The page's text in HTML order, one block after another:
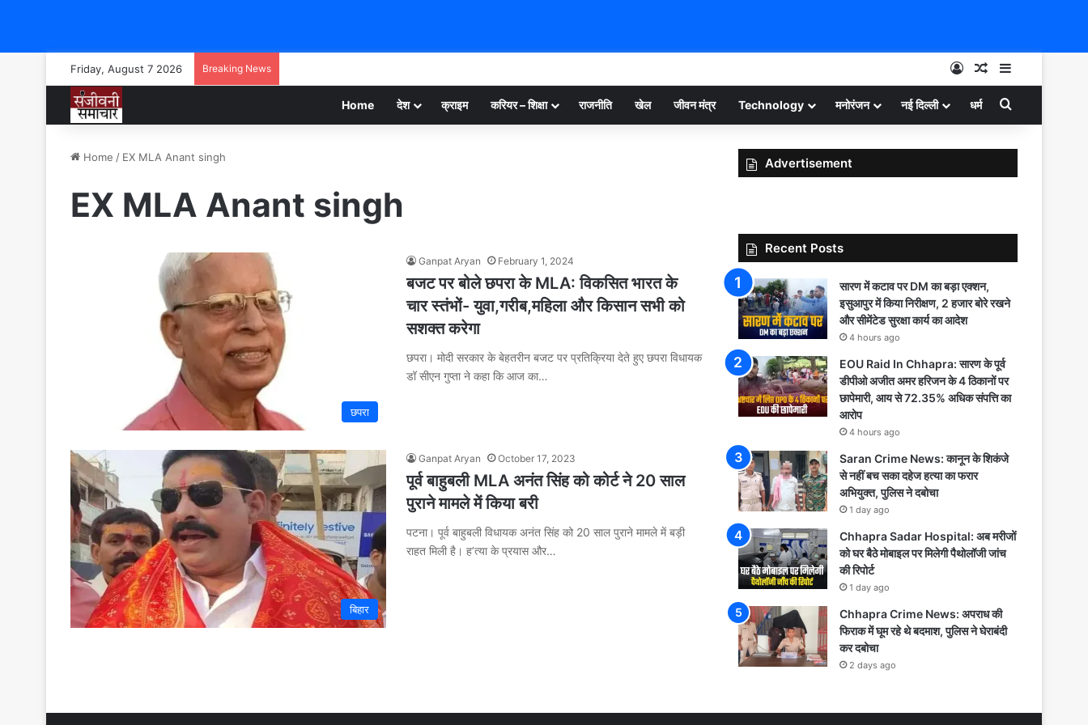
Friday, August 7 2026 Breaking News Log InRandom Article
Sidebar
Home देश क्राइम करियर – शिक्षा राजनीति खेल जीवन मंत्र Technology मनोरंजन नई दिल्ली धर्म Search for
Home / EX MLA Anant singh
EX MLA Anant singh
छपरा
Ganpat Aryan February 1, 2024
बजट पर बोले छपरा के MLA: विकसित भारत के
चार स्तंभों- युवा,गरीब,महिला और किसान सभी को
सशक्त करेगा
छपरा। मोदी सरकार के बेहतरीन बजट पर प्रतिक्रिया देते हुए छपरा विधायक
डॉ सीएन गुप्ता ने कहा कि आज का…
बिहार
Ganpat Aryan October 17, 2023
पूर्व बाहुबली MLA अनंत सिंह को कोर्ट ने 20 साल
पुराने मामले में किया बरी
पटना। पूर्व बाहुबली विधायक अनंत सिंह को 20 साल पुराने मामले में बड़ी
राहत मिली है। ह’त्या के प्रयास और…
Advertisement
Recent Posts
सारण में कटाव पर DM का बड़ा एक्शन,
इसुआपुर में किया निरीक्षण, 2 हजार बोरे रखने
और सीमेंटेड सुरक्षा कार्य का आदेश
4 hours ago
EOU Raid In Chhapra: सारण के पूर्व
डीपीओ अजीत अमर हरिजन के 4 ठिकानों पर
छापेमारी, आय से 72.35% अधिक संपत्ति का
आरोप
4 hours ago
Saran Crime News: कानून के शिकंजे
से नहीं बच सका दहेज हत्या का फरार
अभियुक्त, पुलिस ने दबोचा
1 day ago
Chhapra Sadar Hospital: अब मरीजों
को घर बैठे मोबाइल पर मिलेगी पैथोलॉजी जांच
की रिपोर्ट
1 day ago
Chhapra Crime News: अपराध की
फिराक में घूम रहे थे बदमाश, पुलिस ने घेराबंदी
कर दबोचा
2 days ago